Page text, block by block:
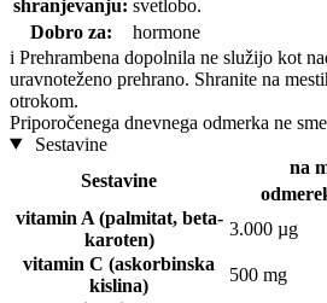
shranjevanju: svetlobo.
Dobro za:
hormone
i Prehrambena dopolnila ne služijo kot
uravnoteženo prehrano. Shranite na
otrokom.
Priporočenega dnevnega odmerka ne
Sestavine
Sestavine
na
vitamin A (palmitat, beta-
karoten)
3.000 µg
vitamin C (askorbinska
kislina)
500 mg